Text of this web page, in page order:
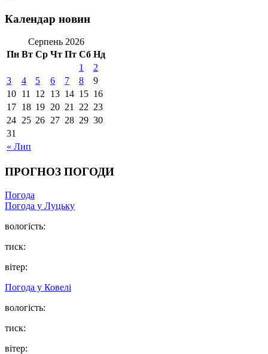
Календар новин
Серпень 2026
Пн Вт Ср Чт Пт Сб Нд
« Лип
1
2
3
4 5 6 7 8
9
10 11 12 13 14 15 16
17 18 19 20 21 22 23
24 25 26 27 28 29 30
31
ПРОГНОЗ ПОГОДИ
Погода
Погода у Луцьку
вологість:
тиск:
вітер:
Погода у Ковелі
вологість:
тиск:
вітер: